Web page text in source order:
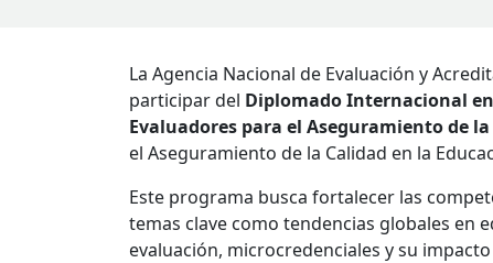
La Agencia Nacional de Evaluación y
participar del Diplomado Internacional
Evaluadores para el Aseguramiento de
el Aseguramiento de la Calidad en la
Este programa busca fortalecer las
temas clave como tendencias globales en
evaluación, microcredenciales y su